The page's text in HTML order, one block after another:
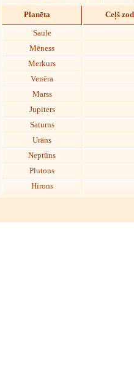
Planēta Ceļš
Saule
Mēness
Merkurs
Venēra
Marss
Jupiters
Saturns
Urāns
Neptūns
Plutons
Hīrons